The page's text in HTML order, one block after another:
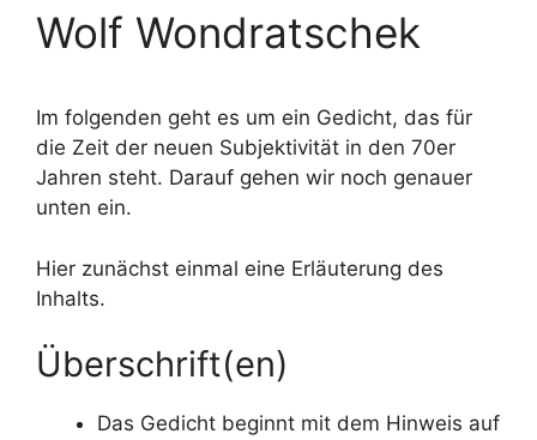
Wolf Wondratschek
Im folgenden geht es um ein Gedicht, das für
die Zeit der neuen Subjektivität in den 70er
Jahren steht. Darauf gehen wir noch genauer
unten ein.
Hier zunächst einmal eine Erläuterung des
Inhalts.
Überschrift(en)
Das Gedicht beginnt mit dem Hinweis auf